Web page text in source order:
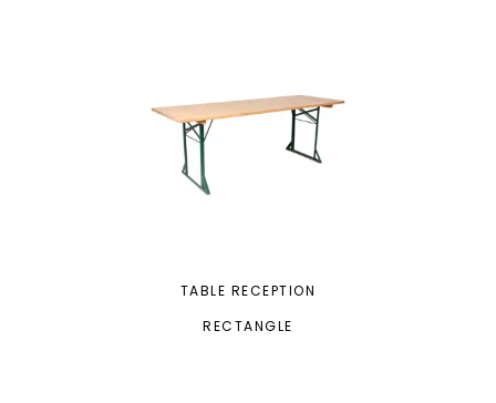
TABLE RECEPTION
RECTANGLE